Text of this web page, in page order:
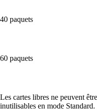
40 paquets
60 paquets
Available actions
Les cartes libres ne peuvent
inutilisables en mode Standard.